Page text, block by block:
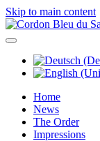
Skip to main content
Home
News
The Order
Impressions